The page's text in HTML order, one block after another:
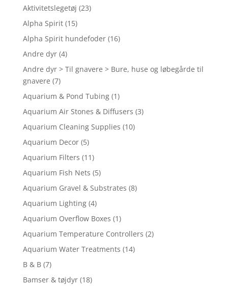
Aktivitetslegetøj (23)
Alpha Spirit (15)
Alpha Spirit hundefoder (16)
Andre dyr (4)
Andre dyr > Til gnavere > Bure, huse og løbegårde til
gnavere (7)
Aquarium & Pond Tubing (1)
Aquarium Air Stones & Diffusers (3)
Aquarium Cleaning Supplies (10)
Aquarium Decor (5)
Aquarium Filters (11)
Aquarium Fish Nets (5)
Aquarium Gravel & Substrates (8)
Aquarium Lighting (4)
Aquarium Overflow Boxes (1)
Aquarium Temperature Controllers (2)
Aquarium Water Treatments (14)
B & B (7)
Bamser & tøjdyr (18)